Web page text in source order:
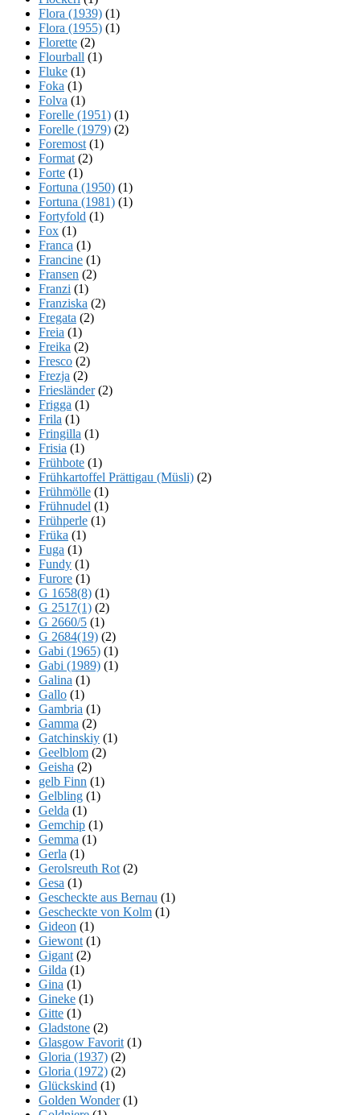
Flora (1939) (1)
Flora (1955) (1)
Florette (2)
Flourball (1)
Fluke (1)
Foka (1)
Folva (1)
Forelle (1951) (1)
Forelle (1979) (2)
Foremost (1)
Format (2)
Forte (1)
Fortuna (1950) (1)
Fortuna (1981) (1)
Fortyfold (1)
Fox (1)
Franca (1)
Francine (1)
Fransen (2)
Franzi (1)
Franziska (2)
Fregata (2)
Freia (1)
Freika (2)
Fresco (2)
Frezja (2)
Friesländer(2)
Frigga (1)
Frila (1)
Fringilla (1)
Frisia (1)
Frühbote (1)
Frühkartoffel Prättigau (Müsli) (2)
Frühmölle (1)
Frühnudel (1)
Frühperle (1)
Früka (1)
Fuga (1)
Fundy (1)
Furore (1)
G 1658(8) (1)
G 2517(1) (2)
G 2660/5 (1)
G 2684(19) (2)
Gabi (1965) (1)
Gabi (1989) (1)
Galina (1)
Gallo (1)
Gambria (1)
Gamma (2)
Gatchinskiy (1)
Geelblom (2)
Geisha (2)
gelb Finn (1)
Gelbling (1)
Gelda (1)
Gemchip (1)
Gemma (1)
Gerla (1)
Gerolsreuth Rot (2)
Gesa (1)
Gescheckte aus Bernau (1)
Gescheckte von Kolm (1)
Gideon (1)
Giewont (1)
Gigant (2)
Gilda (1)
Gina (1)
Gineke (1)
Gitte (1)
Gladstone (2)
Glasgow Favorit (1)
Gloria (1937) (2)
Gloria (1972) (2)
Glückskind (1)
Golden Wonder(1)